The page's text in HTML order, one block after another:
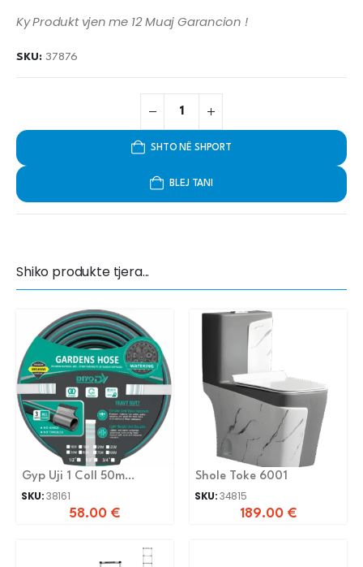
Ky Produkt vjen me 12 Muaj Garancion !
SKU: 37876
SHTO NË SHPORT
BLEJ TANI
Shiko produkte tjera...
Gyp Uji 1 Coll 50m
Dv0310-11
SKU:38161
58.00 €
Shole Toke 6001
SKU:34815
189.00 €